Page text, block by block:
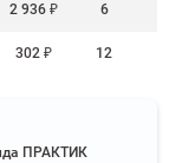
2 936 ₽ 6
302 ₽ 12
ПРАКТИК